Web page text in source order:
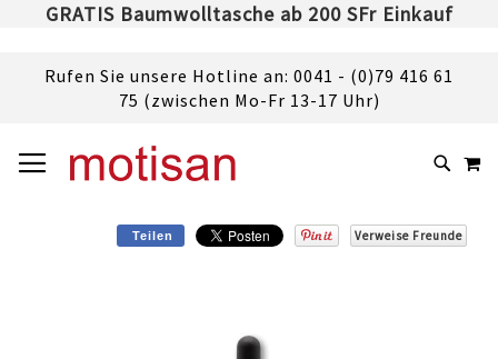
GRATIS Baumwolltasche ab 200 SFr Einkauf
Rufen Sie unsere Hotline an: 0041 - (0)79 416 61
75 (zwischen Mo-Fr 13-17 Uhr)
ZUM
INHALT
SUCHE
Teilen Verweise Freunde